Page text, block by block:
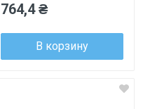
764,4 ₴
В корзину